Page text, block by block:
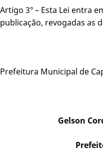
Artigo 3º – Esta Lei entra
publicação, revogadas as
Prefeitura Municipal de
Gelson